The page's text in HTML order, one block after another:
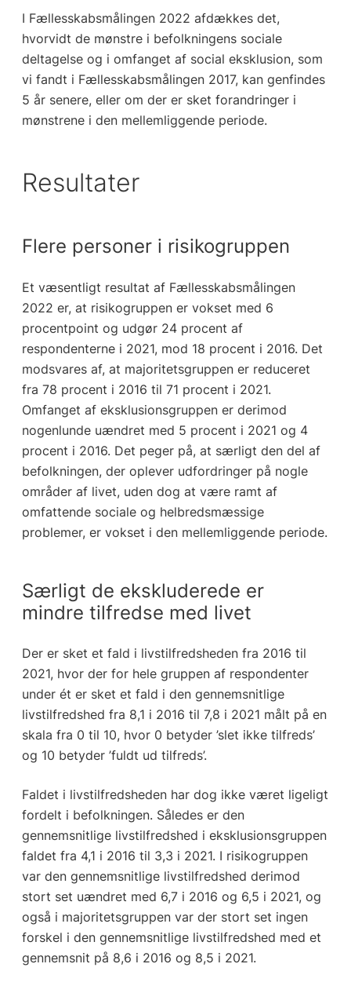
I Fællesskabsmålingen 2022 afdækkes det,
hvorvidt de mønstre i befolkningens sociale
deltagelse og i omfanget af social eksklusion, som
vi fandt i Fællesskabsmålingen 2017, kan genfindes
5 år senere, eller om der er sket forandringer i
mønstrene i den mellemliggende periode.
Resultater
Flere personer i risikogruppen
Et væsentligt resultat af Fællesskabsmålingen
2022 er, at risikogruppen er vokset med 6
procentpoint og udgør 24 procent af
respondenterne i 2021, mod 18 procent i 2016. Det
modsvares af, at majoritetsgruppen er reduceret
fra 78 procent i 2016 til 71 procent i 2021.
Omfanget af eksklusionsgruppen er derimod
nogenlunde uændret med 5 procent i 2021 og 4
procent i 2016. Det peger på, at særligt den del af
befolkningen, der oplever udfordringer på nogle
områder af livet, uden dog at være ramt af
omfattende sociale og helbredsmæssige
problemer, er vokset i den mellemliggende periode.
Særligt de ekskluderede er
mindre tilfredse med livet
Der er sket et fald i livstilfredsheden fra 2016 til
2021, hvor der for hele gruppen af respondenter
under ét er sket et fald i den gennemsnitlige
livstilfredshed fra 8,1 i 2016 til 7,8 i 2021 målt på en
skala fra 0 til 10, hvor 0 betyder ’slet ikke tilfreds’
og 10 betyder ’fuldt ud tilfreds’.
Faldet i livstilfredsheden har dog ikke været ligeligt
fordelt i befolkningen. Således er den
gennemsnitlige livstilfredshed i eksklusionsgruppen
faldet fra 4,1 i 2016 til 3,3 i 2021. I risikogruppen
var den gennemsnitlige livstilfredshed derimod
stort set uændret med 6,7 i 2016 og 6,5 i 2021, og
også i majoritetsgruppen var der stort set ingen
forskel i den gennemsnitlige livstilfredshed med et
gennemsnit på 8,6 i 2016 og 8,5 i 2021.